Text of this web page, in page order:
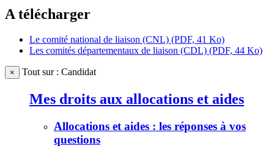
A télécharger
Le comité national de liaison (CNL) (PDF, 41 Ko)
Les comités départementaux de liaison (CDL) (PDF, 44 Ko)
× Tout sur : Candidat
Mes droits aux allocations et aides
Allocations et aides : les réponses à vos
questions